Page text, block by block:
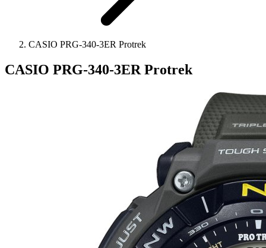
CASIO PRG-340-3ER Protrek
CASIO PRG-340-3ER Protrek